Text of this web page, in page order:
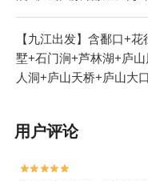
天桥+毛泽东诗碑园+鄱
战博物馆+三叠泉+锦绣
居易草堂+观妙亭+芦林
【九江出发】含鄱口+
墅+石门涧+芦林湖+庐
人洞+庐山天桥+庐山大
用户评论

